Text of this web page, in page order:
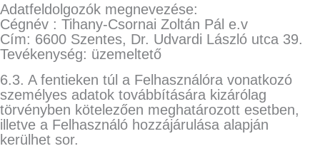
Adatfeldolgozók megnevezése:
Cégnév : Tihany-Csornai Zoltán Pál e.v
Cím: 6600 Szentes, Dr. Udvardi László utca 39.
Tevékenység: üzemeltető
6.3. A fentieken túl a Felhasználóra vonatkozó
személyes adatok továbbítására kizárólag
törvényben kötelezően meghatározott esetben,
illetve a Felhasználó hozzájárulása alapján
kerülhet sor.